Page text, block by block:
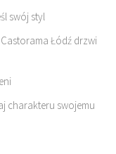
swój styl
Łódź drzwi
charakteru swojemu